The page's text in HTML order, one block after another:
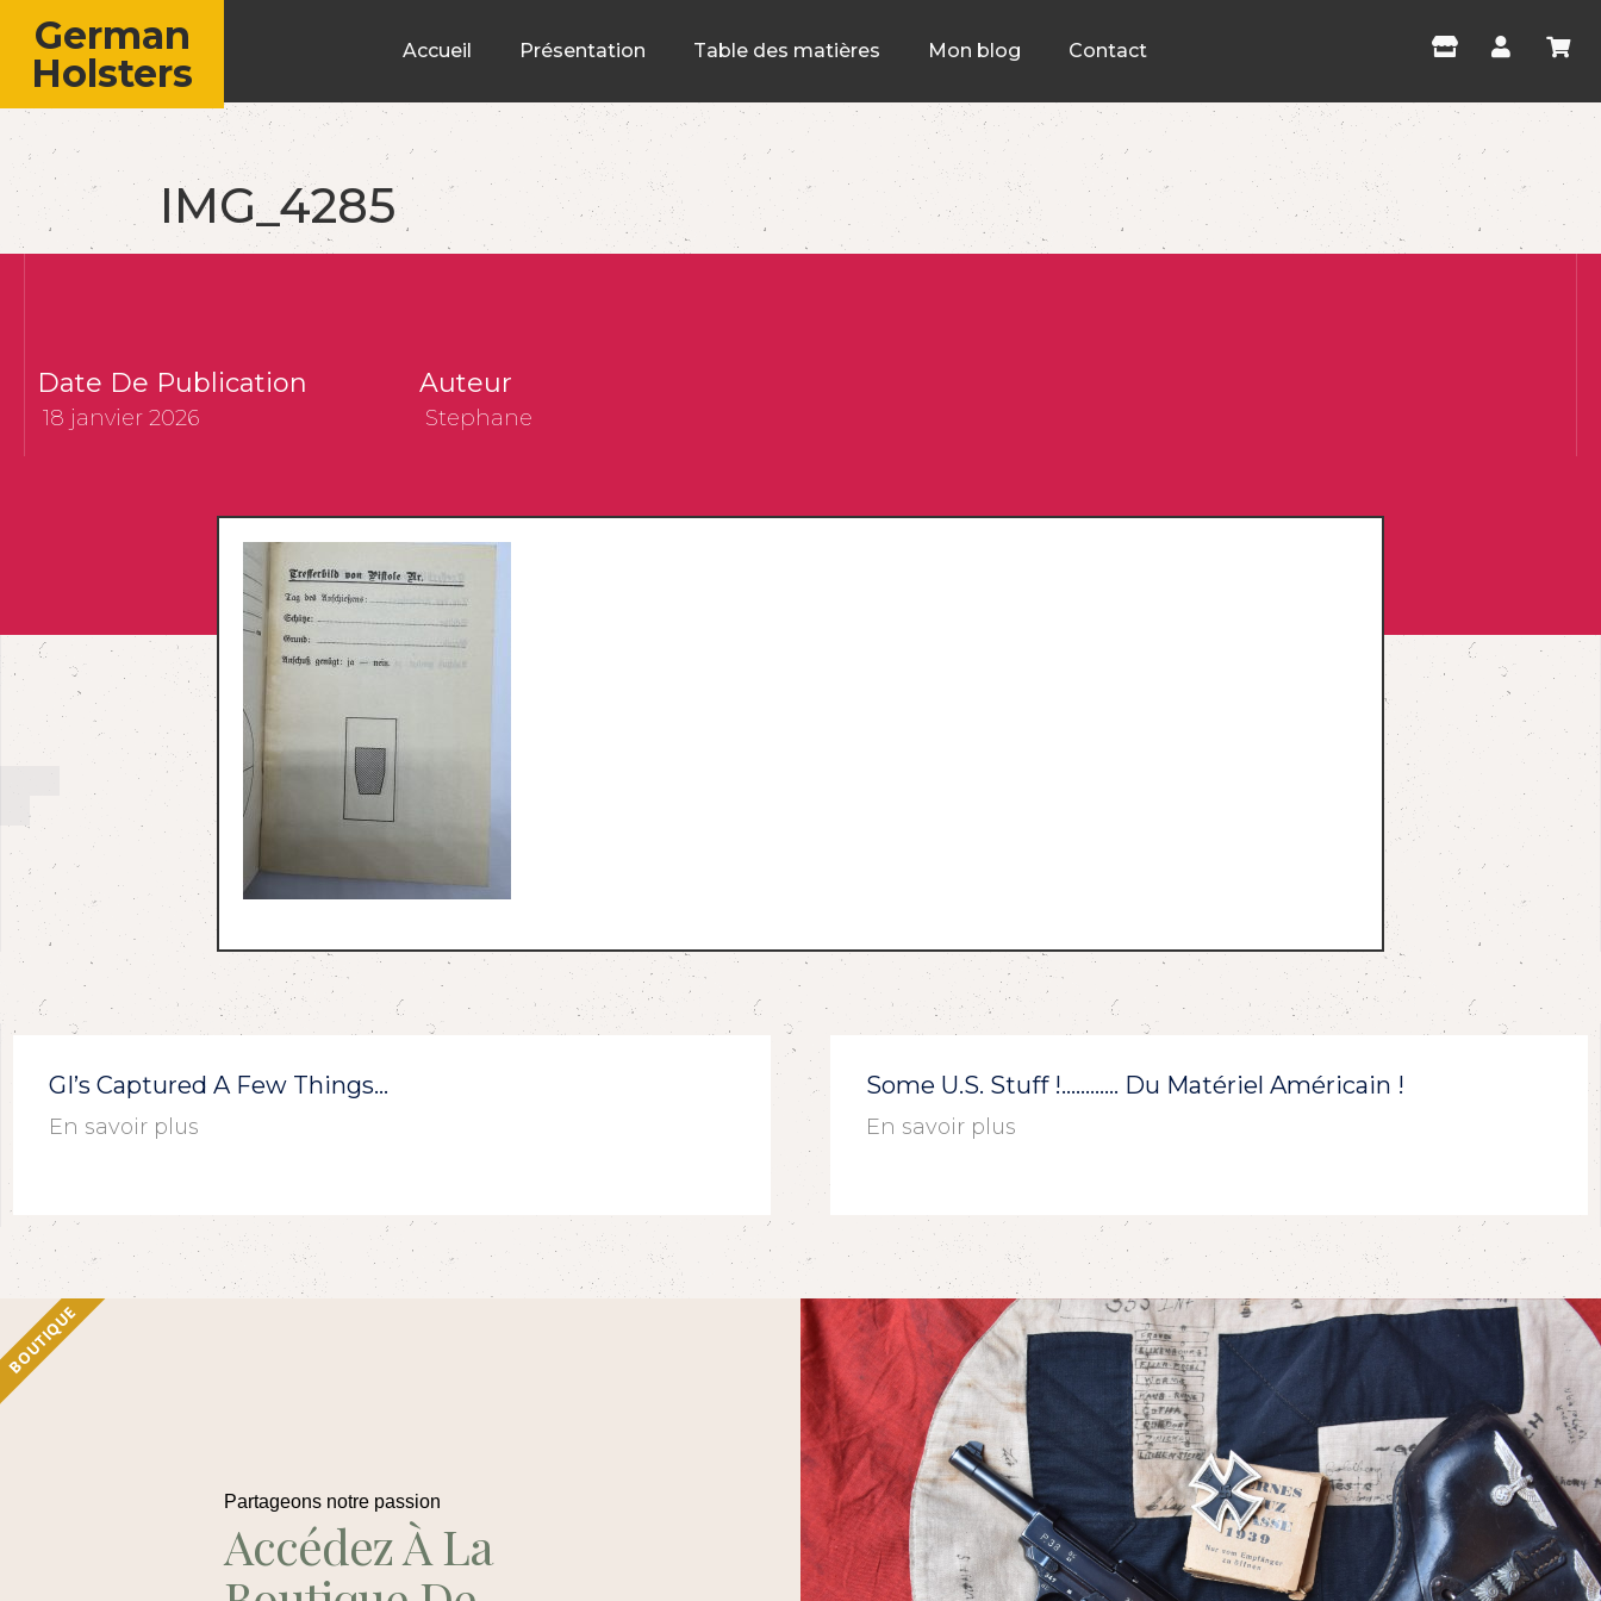
German
Holsters
Accueil Présentation Table des matières Mon blog Contact
IMG_4285
Date De Publication
18 janvier 2026
Auteur
Stephane
GI’s Captured A Few Things…
En savoir plus
Some U.S. Stuff !………… Du Matériel Américain !
En savoir plus
Partageons notre passion
Accédez À La
BOUTIQUE